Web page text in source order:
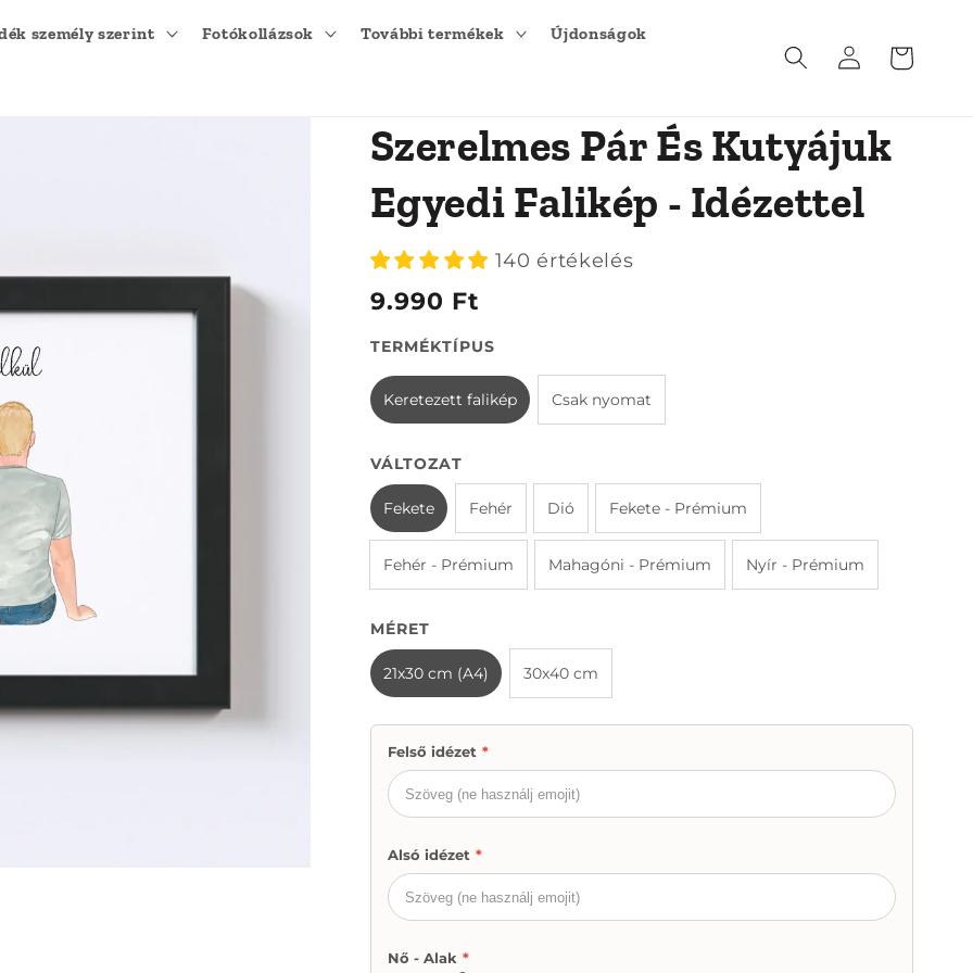
személy szerint Fotókollázsok További termékek Újdonságok
Bejelentkezés
Kosár
Szerelmes Pár És Kutyájuk
Egyedi Falikép - Idézettel
140 értékelés
9.990 Ft
TERMÉKTÍPUS
Keretezett falikép Csak nyomat
VÁLTOZAT
Fekete Fehér Dió Fekete - Prémium
Fehér - Prémium Mahagóni - Prémium Nyír - Prémium
MÉRET
21x30 cm (A4) 30x40 cm
Felső idézet *
Alsó idézet *
Nő - Alak *